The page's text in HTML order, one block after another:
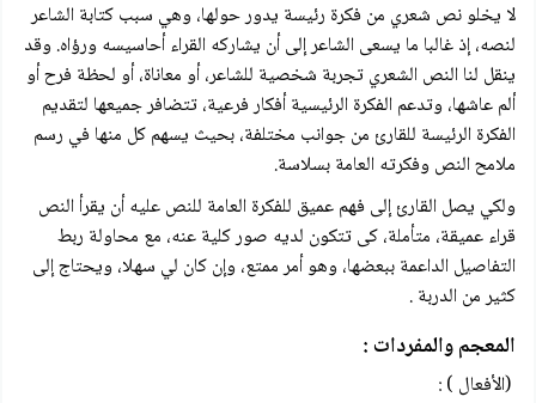
لا يخلو نص شعري من فكرة رئيسة يدور حولها، وهي سبب كتابة الشاعر
لنصه، إذ غالبا ما يسعی الشاعر إلى أن يشاركه القراء أحاسيسه ورؤاه. وقد
ينقل لنا النص الشعري تجربة شخصية للشاعر، أو معاناة، أو لحظة فرح أو
ألم عاشها، وتدعم الفكرة الرئيسية أفكار فرعية، تتضافر جميعها لتقديم
الفكرة الرئيسة للقارئ من جوانب مختلفة، بحيث يسهم كل منها في رسم
ملامح النص وفكرته العامة بسلاسة.
ولكي يصل القارئ إلى فهم عميق للفكرة العامة للنص عليه أن يقرأ النص
قراء عميقة، متأملة، کی تتكون لديه صور كلية عنه، مع محاولة ربط
التفاصيل الداعمة ببعضها، وهو أمر ممتع، وإن كان لي سهلا، ويحتاج إلى
كثير من الدربة .
المعجم والمفردات :
(الأفعال ) :